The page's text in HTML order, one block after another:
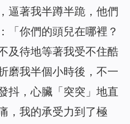
逼著我半蹲半跪，他們
「你們的頭兒在哪裡？
及待地等著我受不住酷
磨我半個小時後，不一
抖，心臟「突突」地直
，我的承受力到了極